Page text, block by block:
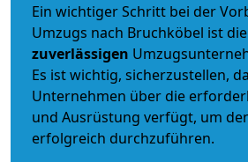
Ein wichtiger Schritt bei der
Umzugs nach Bruchköbel ist
zuverlässigen
Es ist wichtig, sicherzustellen,
Unternehmen über die
und Ausrüstung verfügt, um
erfolgreich durchzuführen.